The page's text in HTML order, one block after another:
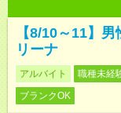
【8/10～11】
リーナ
アルバイト 職種未経
ブランクOK